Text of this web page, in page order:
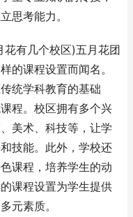
思考能力。
花有几个校区)五月花团
的课程设置而闻名。
统学科教育的基础
程。校区拥有多个兴
美术、科技等，让学
技能。此外，学校还
课程，培养学生的动
课程设置为学生提供
元素质。